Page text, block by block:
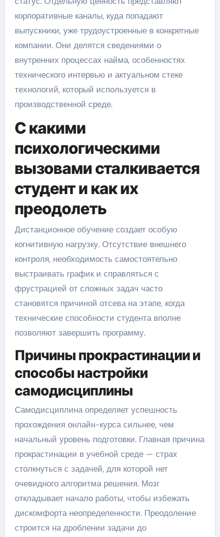
корпоративные каналы, куда попадают
выпускники, уже трудоустроенные в конкретные
компании. Они делятся сведениями о
внутренних процессах найма, особенностях
технического интервью и актуальном стеке
технологий, который используется в
производственной среде.
С какими
психологическими
вызовами сталкивается
студент и как их
преодолеть
Дистанционное обучение создает особую
когнитивную нагрузку. Отсутствие внешнего
контроля, необходимость самостоятельно
выстраивать график и справляться с
фрустрацией от сложных задач часто
становятся причиной отсева на этапе, когда
технические способности студента вполне
позволяют завершить программу.
Причины прокрастинации и
способы настройки
самодисциплины
Самодисциплина определяет успешность
прохождения онлайн-курса сильнее, чем
начальный уровень подготовки. Главная причина
прокрастинации в учебной среде — страх
столкнуться с задачей, для которой нет
очевидного алгоритма решения. Мозг
откладывает начало работы, чтобы избежать
дискомфорта неопределенности. Преодоление
строится на дроблении задачи до